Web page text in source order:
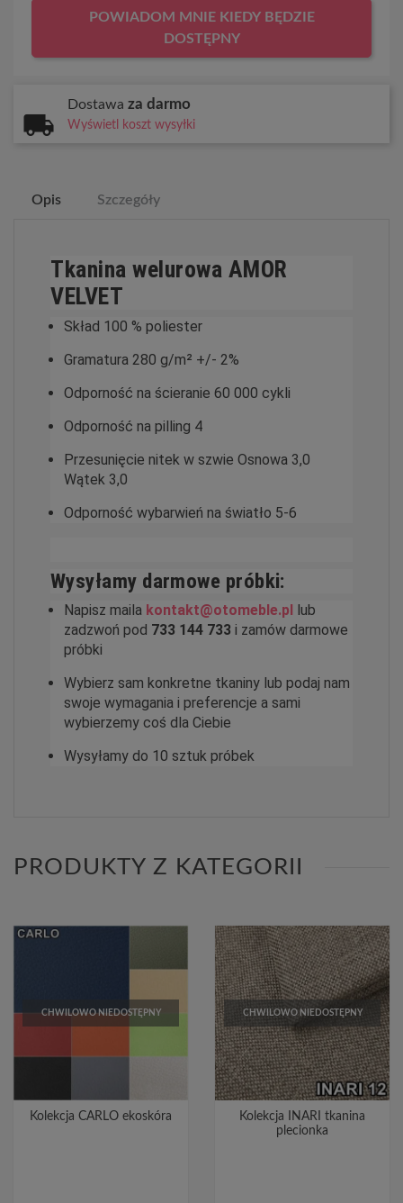
POWIADOM MNIE KIEDY BĘDZIE
DOSTĘPNY
Dostawa za darmo
Wyświetl koszt wysyłki
Opis Szczegóły
Tkanina welurowa AMOR
VELVET
Skład 100 % poliester
Gramatura 280 g/m² +/- 2%
Odporność na ścieranie 60 000 cykli
Odporność na pilling 4
Przesunięcie nitek w szwie Osnowa 3,0
Wątek 3,0
Odporność wybarwień na światło 5-6
Wysyłamy darmowe próbki:
Napisz maila kontakt@otomeble.pl lub
zadzwoń pod 733 144 733 i zamów darmowe
próbki
Wybierz sam konkretne tkaniny lub podaj nam
swoje wymagania i preferencje a sami
wybierzemy coś dla Ciebie
Wysyłamy do 10 sztuk próbek
PRODUKTY Z KATEGORII
CHWILOWO NIEDOSTĘPNY
Kolekcja CARLO ekoskóra
CHWILOWO NIEDOSTĘPNY
Kolekcja INARI tkanina
plecionka